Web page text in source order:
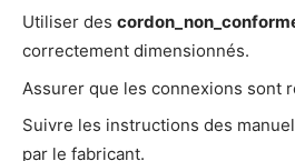
Utiliser des
correctement dimensionnés.
Assurer que les connexions sont
Suivre les instructions des
par le fabricant.